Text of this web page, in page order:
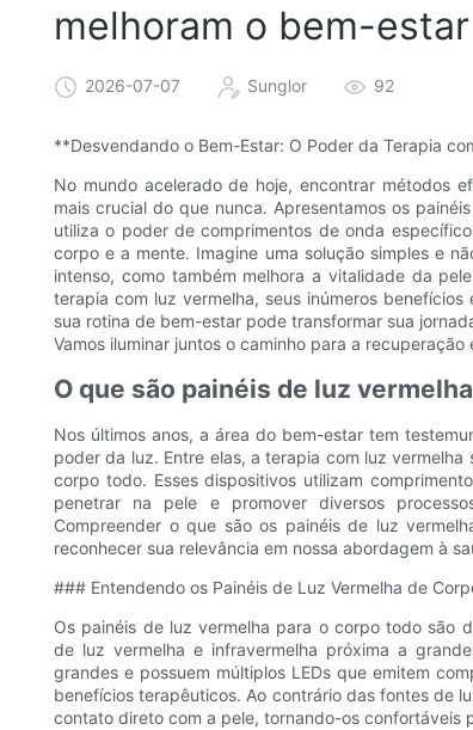
melhoram o bem-estar
2026-07-07 Sunglor 92
**Desvendando o Bem-Estar: O Poder da Terapia
No mundo acelerado de hoje, encontrar métodos
mais crucial do que nunca. Apresentamos os
utiliza o poder de comprimentos de onda
corpo e a mente. Imagine uma solução simples e
intenso, como também melhora a vitalidade da
terapia com luz vermelha, seus inúmeros
sua rotina de bem-estar pode transformar sua
Vamos iluminar juntos o caminho para a recuperação
O que são painéis de luz
Nos últimos anos, a área do bem-estar tem
poder da luz. Entre elas, a terapia com luz
corpo todo. Esses dispositivos utilizam
penetrar na pele e promover diversos
Compreender o que são os painéis de luz
reconhecer sua relevância em nossa abordagem à
### Entendendo os Painéis de Luz Vermelha de
Os painéis de luz vermelha para o corpo todo são
de luz vermelha e infravermelha próxima a
grandes e possuem múltiplos LEDs que emitem
benefícios terapêuticos. Ao contrário das fontes de
contato direto com a pele, tornando-os confortáveis